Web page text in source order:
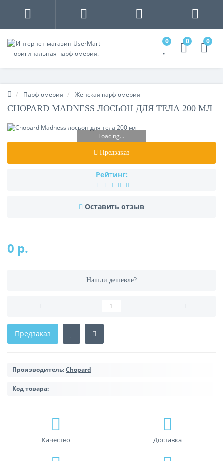
0 0 0
Парфюмерия Женская парфюмерия
CHOPARD MADNESS ЛОСЬОН ДЛЯ ТЕЛА 200 МЛ
Loading...
Предзаказ
Рейтинг:
Оставить отзыв
0 р.
Нашли дешевле?
Предзаказ
Производитель:Chopard
Код товара:
Качество Доставка